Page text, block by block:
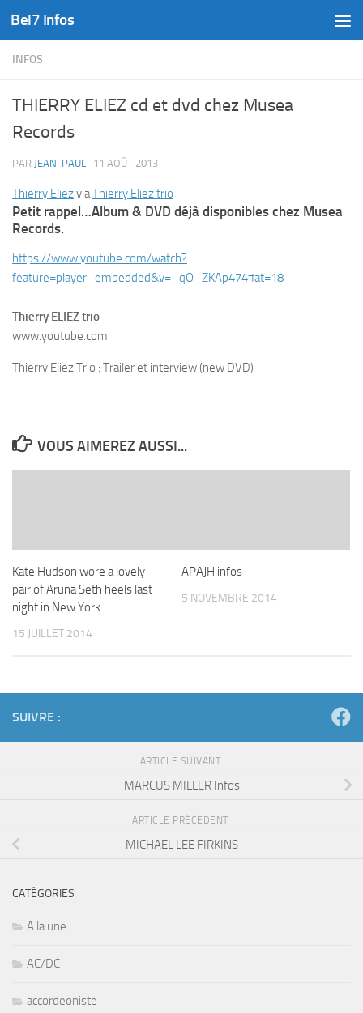
Skip to content
Bel7 Infos
INFOS
THIERRY ELIEZ cd et dvd chez Musea
Records
PAR JEAN-PAUL · 11 AOÛT 2013
Thierry EliezviaThierry Eliez trio
Petit rappel…Album & DVD déjà disponibles chez Musea
Records.
https://www.youtube.com/watch?
feature=player_embedded&v=_qO_ZKAp474#at=18
Thierry ELIEZ trio
www.youtube.com
Thierry Eliez Trio : Trailer et interview (new DVD)
VOUS AIMEREZ AUSSI...
Kate Hudson wore a lovely
pair of Aruna Seth heels last
night in New York
15 JUILLET 2014
APAJH infos
5 NOVEMBRE 2014
SUIVRE :
ARTICLE SUIVANT
MARCUS MILLER Infos
ARTICLE PRÉCÉDENT
MICHAEL LEE FIRKINS
CATÉGORIES
A la une
AC/DC
accordeoniste